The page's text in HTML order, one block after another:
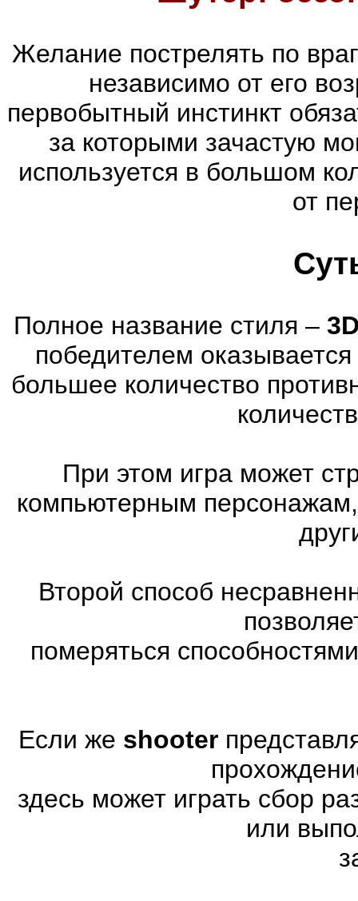
Желание пострелять по
независимо от его
первобытный инстинкт
за которыми зачастую
используется в большом
от
Полное название стиля –
победителем
большее количество
При этом игра может
компьютерным
Второй способ
померяться
Если же shooter
здесь может играть сбор
или